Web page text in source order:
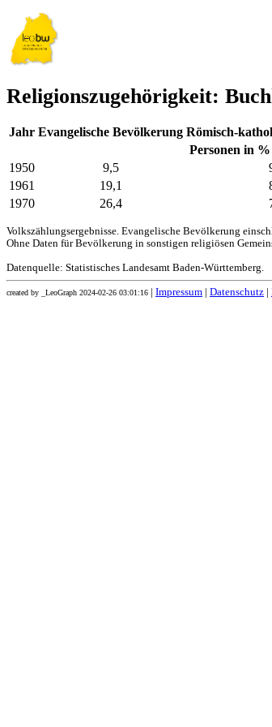
Religionszugehörigkeit:
Jahr Evangelische Bevölkerung Römisch-
Personen in %
1950
9,5
1961
19,1
1970
26,4
Volkszählungsergebnisse. Evangelische Bevölkerung
Ohne Daten für Bevölkerung in sonstigen religiösen
Datenquelle: Statistisches Landesamt Baden-Württemberg.
created by _LeoGraph 2024-02-26 03:01:16 Impressum Datenschutz